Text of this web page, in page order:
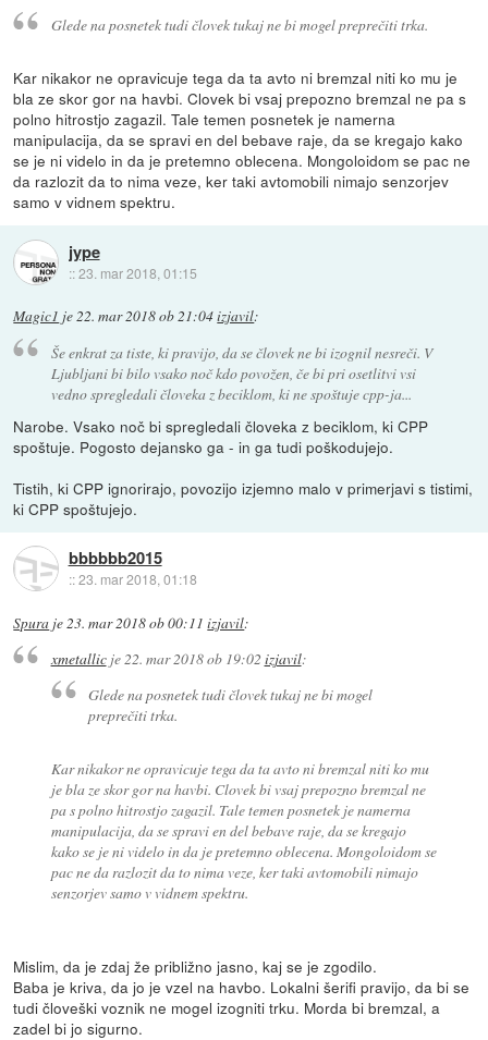
Glede na posnetek tudi človek tukaj ne bi mogel preprečiti trka.
Kar nikakor ne opravicuje tega da ta avto ni bremzal niti ko mu je
bla ze skor gor na havbi. Clovek bi vsaj prepozno bremzal ne pa s
polno hitrostjo zagazil. Tale temen posnetek je namerna
manipulacija, da se spravi en del bebave raje, da se kregajo kako
se je ni videlo in da je pretemno oblecena. Mongoloidom se pac ne
da razlozit da to nima veze, ker taki avtomobili nimajo senzorjev
samo v vidnem spektru.
jype
::23. mar 2018, 01:15
Magic1 je22. mar 2018 ob 21:04izjavil:
Še enkrat za tiste, ki pravijo, da se človek ne bi izognil nesreči. V
Ljubljani bi bilo vsako noč kdo povožen, če bi pri osetlitvi vsi
vedno spregledali človeka z beciklom, ki ne spoštuje cpp-ja...
Narobe. Vsako noč bi spregledali človeka z beciklom, ki CPP
spoštuje. Pogosto dejansko ga - in ga tudi poškodujejo.
Tistih, ki CPP ignorirajo, povozijo izjemno malo v primerjavi s tistimi,
ki CPP spoštujejo.
bbbbbb2015
::23. mar 2018, 01:18
Spura je23. mar 2018 ob 00:11 izjavil:
xmetallicje22. mar 2018 ob 19:02 izjavil:
Glede na posnetek tudi človek tukaj ne bi mogel
preprečiti trka.
Kar nikakor ne opravicuje tega da ta avto ni bremzal niti ko mu
je bla ze skor gor na havbi. Clovek bi vsaj prepozno bremzal ne
pa s polno hitrostjo zagazil. Tale temen posnetek je namerna
manipulacija, da se spravi en del bebave raje, da se kregajo
kako se je ni videlo in da je pretemno oblecena. Mongoloidom se
pac ne da razlozit da to nima veze, ker taki avtomobili nimajo
senzorjev samo v vidnem spektru.
Mislim, da je zdaj že približno jasno, kaj se je zgodilo.
Baba je kriva, da jo je vzel na havbo. Lokalni šerifi pravijo, da bi se
tudi človeški voznik ne mogel izogniti trku. Morda bi bremzal, a
zadel bi jo sigurno.